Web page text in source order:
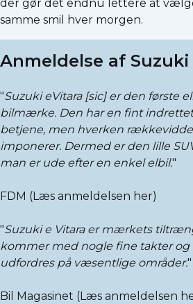
der gør det endnu lettere at
samme smil hver morgen.
Anmeldelse af
"Suzuki eVitara [sic]er den første
bilmærke. Den har en fint
betjene, men hverken
imponerer. Dermed er den lille
man er ude efter en enkel elbil."
FDM (Læs anmeldelsen her)
"Suzuki e Vitara er mærkets
kommer med nogle fine takter og
udfordres på væsentlige områder."
Bil Magasinet (Læs anmeldelsen